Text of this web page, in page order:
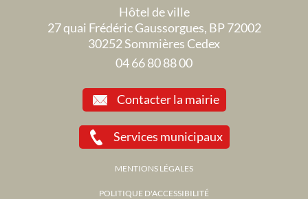
Hôtel de ville
27 quai Frédéric Gaussorgues, BP 72002
30252 Sommières Cedex
04 66 80 88 00
Contacter la mairie
Services municipaux
MENTIONS LÉGALES
POLITIQUE D'ACCESSIBILITÉ